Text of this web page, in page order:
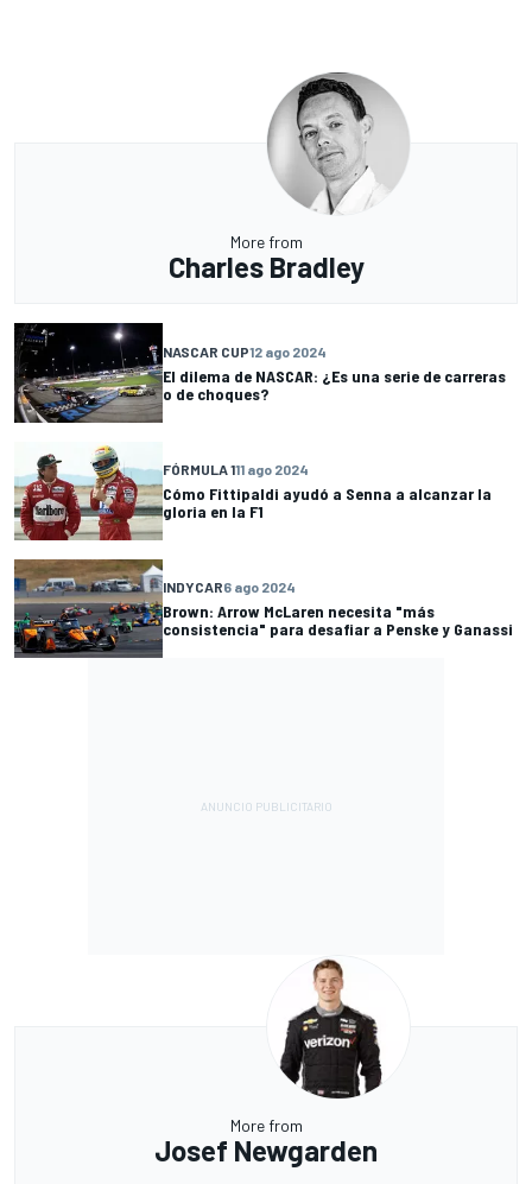
More from
Charles Bradley
NASCAR CUP12 ago 2024
El dilema de NASCAR: ¿Es una serie de carreras
o de choques?
FÓRMULA 111 ago 2024
Cómo Fittipaldi ayudó a Senna a alcanzar la
gloria en la F1
INDYCAR6 ago 2024
Brown: Arrow McLaren necesita "más
consistencia" para desafiar a Penske y Ganassi
More from
Josef Newgarden